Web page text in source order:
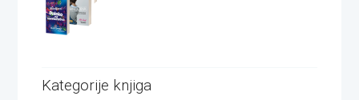
Kategorije knjiga